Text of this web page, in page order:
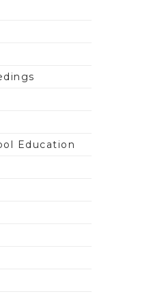
Education